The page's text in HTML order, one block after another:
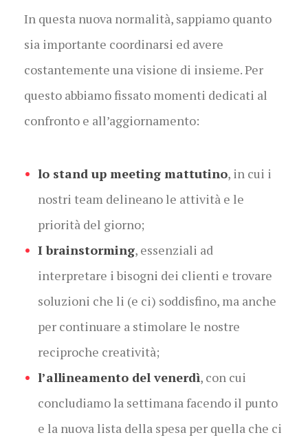
In questa nuova normalità, sappiamo quanto
sia importante coordinarsi ed avere
costantemente una visione di insieme. Per
questo abbiamo fissato momenti dedicati al
confronto e all’aggiornamento:
lo stand up meeting mattutino, in cui i
nostri team delineano le attività e le
priorità del giorno;
I brainstorming, essenziali ad
interpretare i bisogni dei clienti e trovare
soluzioni che li (e ci) soddisfino, ma anche
per continuare a stimolare le nostre
reciproche creatività;
l’allineamento del venerdì, con cui
concludiamo la settimana facendo il punto
e la nuova lista della spesa per quella che ci